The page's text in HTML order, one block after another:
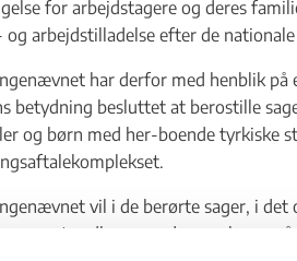
for arbejdstagere og deres
og arbejdstilladelse efter de
har derfor med henblik på
betydning besluttet at berostille
og børn med her-boende tyrkiske
vil i de berørte sager, i
om, at vedkommendes sag beror